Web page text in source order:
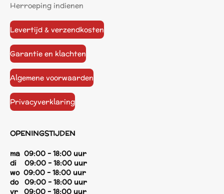
Herroeping indienen
Levertijd & verzendkosten
Garantie en klachten
Algemene voorwaarden
Privacyverklaring
OPENINGSTIJDEN
ma 09:00 - 18:00 uur
di 09:00 - 18:00 uur
wo 09:00 - 18:00 uur
do 09:00 - 18:00 uur
vr 09:00 - 18:00 uur